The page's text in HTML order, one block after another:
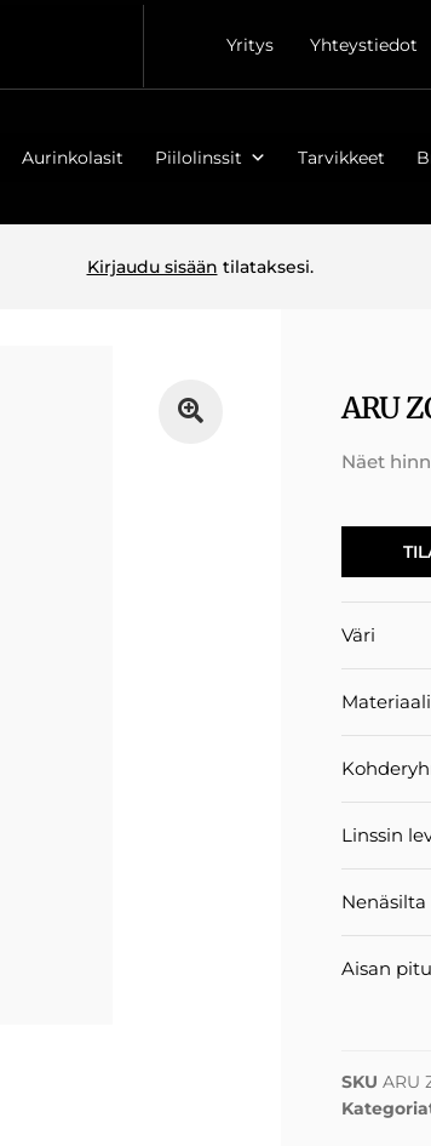
Yritys Yhteystiedot
Aurinkolasit Piilolinssit Tarvikkeet
Kirjaudu sisään tilataksesi.
ARU
Näet
Väri
Materiaali
Linssin
Nenäsilta
Aisan
SKUARU